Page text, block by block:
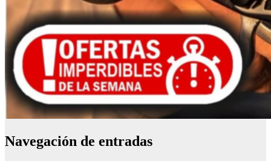
Navegación de entradas